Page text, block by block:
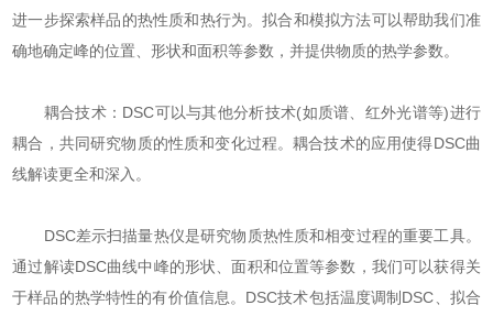
进一步探索样品的热性质和热行为。拟合和模拟方法可以帮助我们准
确地确定峰的位置、形状和面积等参数，并提供物质的热学参数。
耦合技术：DSC可以与其他分析技术(如质谱、红外光谱等)进行
耦合，共同研究物质的性质和变化过程。耦合技术的应用使得DSC曲
线解读更全和深入。
DSC差示扫描量热仪是研究物质热性质和相变过程的重要工具。
通过解读DSC曲线中峰的形状、面积和位置等参数，我们可以获得关
于样品的热学特性的有价值信息。DSC技术包括温度调制DSC、拟合